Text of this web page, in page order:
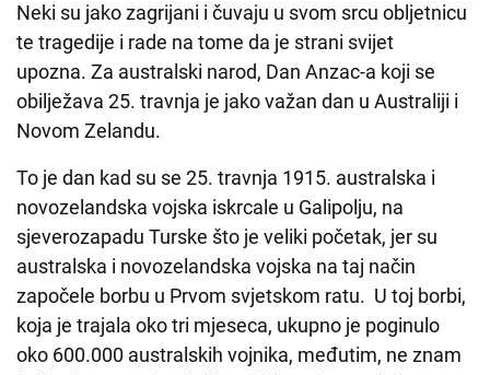
Neki su jako zagrijani i čuvaju u svom srcu obljetnicu
te tragedije i rade na tome da je strani svijet
upozna. Za australski narod, Dan Anzac-a koji se
obilježava 25. travnja je jako važan dan u Australiji i
Novom Zelandu.
To je dan kad su se 25. travnja 1915. australska i
novozelandska vojska iskrcale u Galipolju, na
sjeverozapadu Turske što je veliki početak, jer su
australska i novozelandska vojska na taj način
započele borbu u Prvom svjetskom ratu. U toj borbi,
koja je trajala oko tri mjeseca, ukupno je poginulo
oko 600.000 australskih vojnika, međutim, ne znam